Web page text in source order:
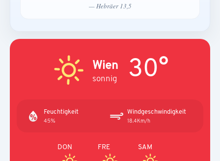
— Hebräer 13,5
Wien
sonnig 30°
Feuchtigkeit
45%
Windgeschwindigkeit
18.4Km/h
DON FRE SAM